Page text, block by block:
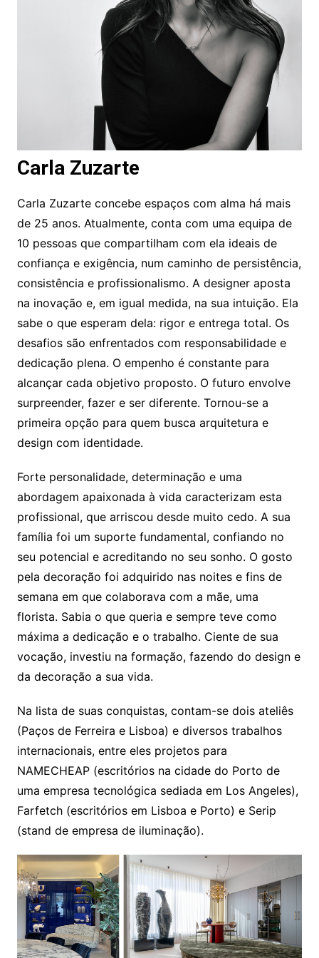
Carla Zuzarte
Carla Zuzarte concebe espaços com alma há mais
de 25 anos. Atualmente, conta com uma equipa de
10 pessoas que compartilham com ela ideais de
confiança e exigência, num caminho de persistência,
consistência e profissionalismo. A designer aposta
na inovação e, em igual medida, na sua intuição. Ela
sabe o que esperam dela: rigor e entrega total. Os
desafios são enfrentados com responsabilidade e
dedicação plena. O empenho é constante para
alcançar cada objetivo proposto. O futuro envolve
surpreender, fazer e ser diferente. Tornou-se a
primeira opção para quem busca arquitetura e
design com identidade.
Forte personalidade, determinação e uma
abordagem apaixonada à vida caracterizam esta
profissional, que arriscou desde muito cedo. A sua
família foi um suporte fundamental, confiando no
seu potencial e acreditando no seu sonho. O gosto
pela decoração foi adquirido nas noites e fins de
semana em que colaborava com a mãe, uma
florista. Sabia o que queria e sempre teve como
máxima a dedicação e o trabalho. Ciente de sua
vocação, investiu na formação, fazendo do design e
da decoração a sua vida.
Na lista de suas conquistas, contam-se dois ateliês
(Paços de Ferreira e Lisboa) e diversos trabalhos
internacionais, entre eles projetos para
NAMECHEAP (escritórios na cidade do Porto de
uma empresa tecnológica sediada em Los Angeles),
Farfetch (escritórios em Lisboa e Porto) e Serip
(stand de empresa de iluminação).